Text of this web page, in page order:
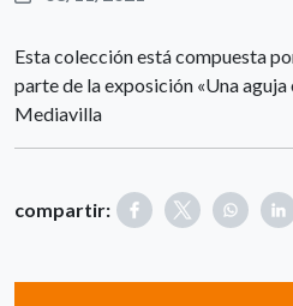
Esta colección está compuesta
parte de la exposición «Una
Mediavilla
compartir: